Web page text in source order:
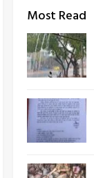
Most Read